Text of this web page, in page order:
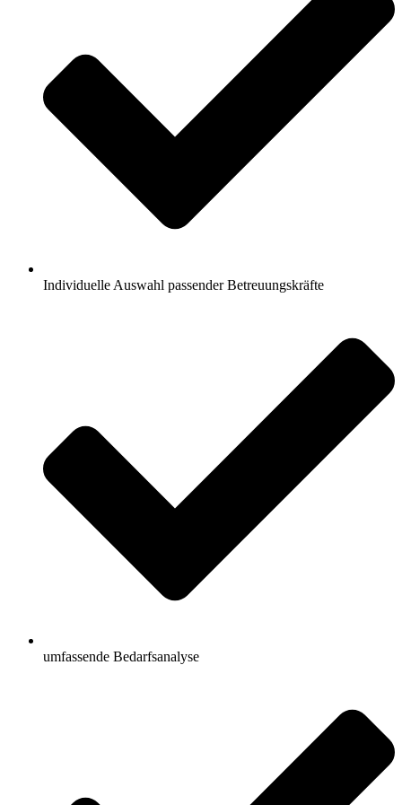
Individuelle Auswahl passender Betreuungskräfte
umfassende Bedarfsanalyse